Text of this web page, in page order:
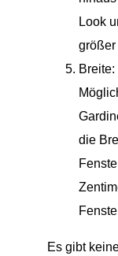
Look
größer
die
Es gibt